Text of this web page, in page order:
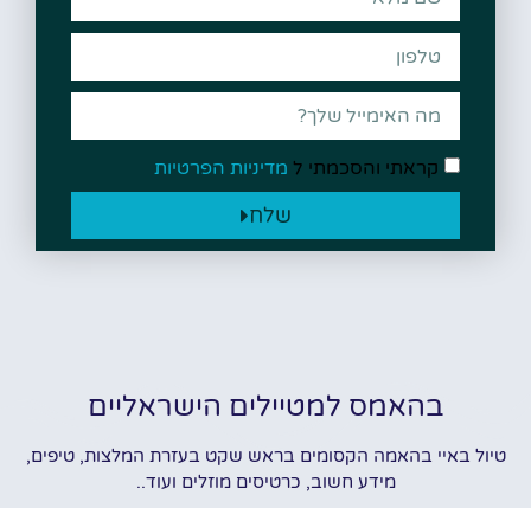
קראתי והסכמתי ל מדיניות הפרטיות
שלח
בהאמס למטיילים הישראליים
טיול באיי בהאמה הקסומים בראש שקט בעזרת המלצות, טיפים,
מידע חשוב, כרטיסים מוזלים ועוד..